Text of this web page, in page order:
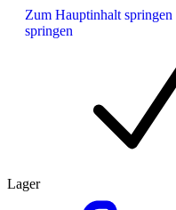
Zum Hauptinhalt springen
springen
Lager